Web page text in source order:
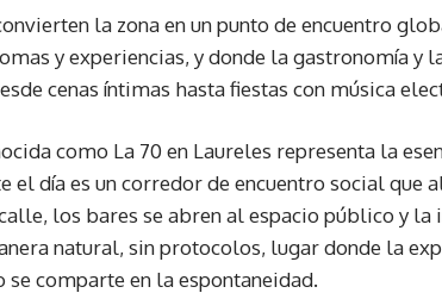
la zona en un punto de encuentro
y experiencias, y donde la gastronomía y
cenas íntimas hasta fiestas con música
como La 70 en Laureles representa la
el día es un corredor de encuentro social que
los bares se abren al espacio público y la
natural, sin protocolos, lugar donde la
comparte en la espontaneidad.